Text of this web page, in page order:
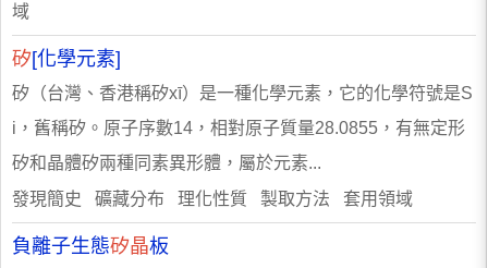
域
矽[化學元素]
矽（台灣、香港稱矽xī）是一種化學元素，它的化學符號是S
i，舊稱矽。原子序數14，相對原子質量28.0855，有無定形
矽和晶體矽兩種同素異形體，屬於元素...
發現簡史 礦藏分布 理化性質 製取方法 套用領域
負離子生態矽晶板